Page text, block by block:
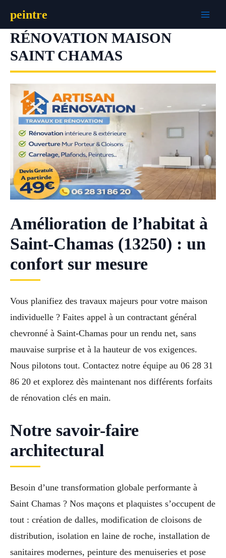
contenu
peintre
RÉNOVATION MAISON
SAINT CHAMAS
Amélioration de l’habitat à
Saint-Chamas (13250) : un
confort sur mesure
Vous planifiez des travaux majeurs pour votre maison
individuelle ? Faites appel à un contractant général
chevronné à Saint-Chamas pour un rendu net, sans
mauvaise surprise et à la hauteur de vos exigences.
Nous pilotons tout. Contactez notre équipe au 06 28 31
86 20 et explorez dès maintenant nos différents forfaits
de rénovation clés en main.
Notre savoir-faire
architectural
Besoin d’une transformation globale performante à
Saint Chamas ? Nos maçons et plaquistes s’occupent de
tout : création de dalles, modification de cloisons de
distribution, isolation en laine de roche, installation de
sanitaires modernes, peinture des menuiseries et pose